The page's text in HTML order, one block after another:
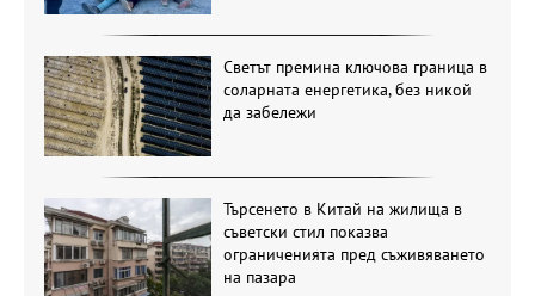
Светът премина ключова граница в
соларната енергетика, без никой
да забележи
Търсенето в Китай на жилища в
съветски стил показва
ограниченията пред съживяването
на пазара